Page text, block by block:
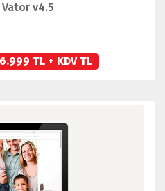
v4.5
6.999 TL + KDV TL